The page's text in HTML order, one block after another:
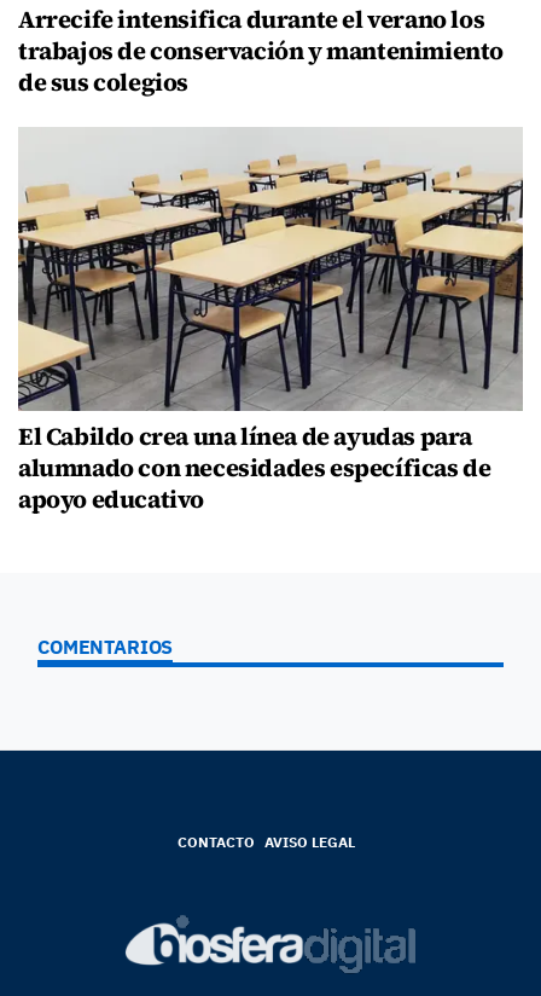
Arrecife intensifica durante el verano los
trabajos de conservación y mantenimiento
de sus colegios
El Cabildo crea una línea de ayudas para
alumnado con necesidades específicas de
apoyo educativo
COMENTARIOS
CONTACTO AVISO LEGAL